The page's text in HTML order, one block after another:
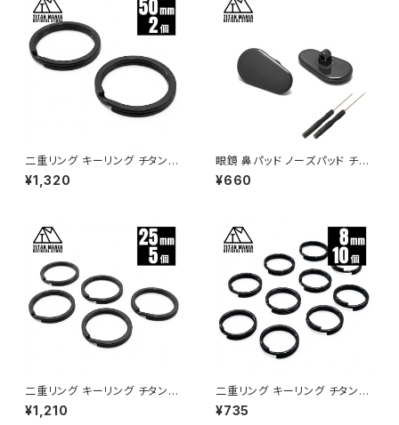
二重リング キーリング チタン製
ブラック 50mm×2個 超軽量 頑
丈 サビに強い 二重丸カン スプ
¥1,320
眼鏡 鼻パッド ノーズパッド チタ
ン製 Ver9（BLACK-1） 超軽量
ネジ式 メガネパット 鼻パット チ
イバー付き
¥660
二重リング キーリング チタン製
ブラック 25mm×5個 超軽量 頑
丈 サビに強い 二重丸カン スプ
¥1,210
二重リング キーリング チタン製
ブラック 8mm×10個 超軽量 頑
丈 サビに強い 二重丸カン スプ
¥735